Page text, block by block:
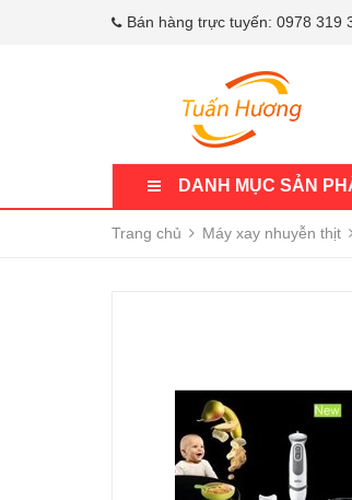
Bán hàng trực tuyến: 0978 319
DANH MỤC SẢN
Trang chủ Máy xay nhuyễn thịt